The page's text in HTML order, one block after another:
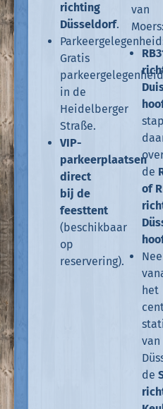
richting
Düsseldorf.
Gratis
parkeergelegenheid
in de
Heidelberger
Straße.
VIP-
parkeerplaatsen
direct
bij de
feesttent
(beschikbaar
op
reservering).
van
Moers:
stap
de
of
het
van
de